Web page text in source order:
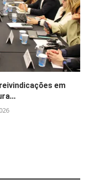
em